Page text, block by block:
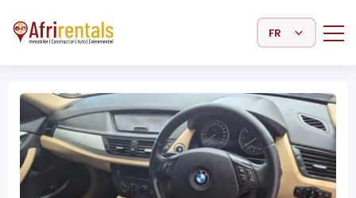
Select Language